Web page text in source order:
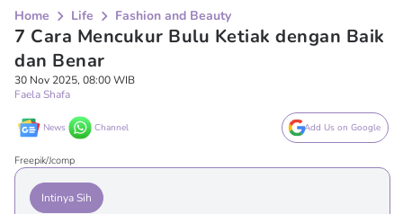
Home Life Fashion and Beauty
7 Cara Mencukur Bulu Ketiak dengan Baik
dan Benar
30 Nov 2025, 08:00 WIB
Faela Shafa
News Channel Add Us on Google
Freepik/Jcomp
Intinya Sih